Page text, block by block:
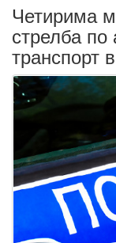
Четирима
стрелба по
транспорт